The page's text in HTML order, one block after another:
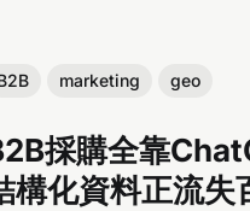
marketing geo
採購全靠
構化資料正流失